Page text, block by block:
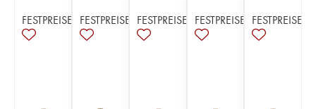
FESTPREISE FESTPREISE FESTPREISE FESTPREISE FESTPREISE